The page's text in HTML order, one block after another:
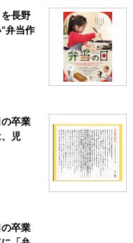
長野
弁当作
卒業
児
卒業